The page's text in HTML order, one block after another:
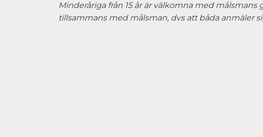
Minderåriga från 15 år är välkomna med
tillsammans med målsman, dvs att båda anmäler